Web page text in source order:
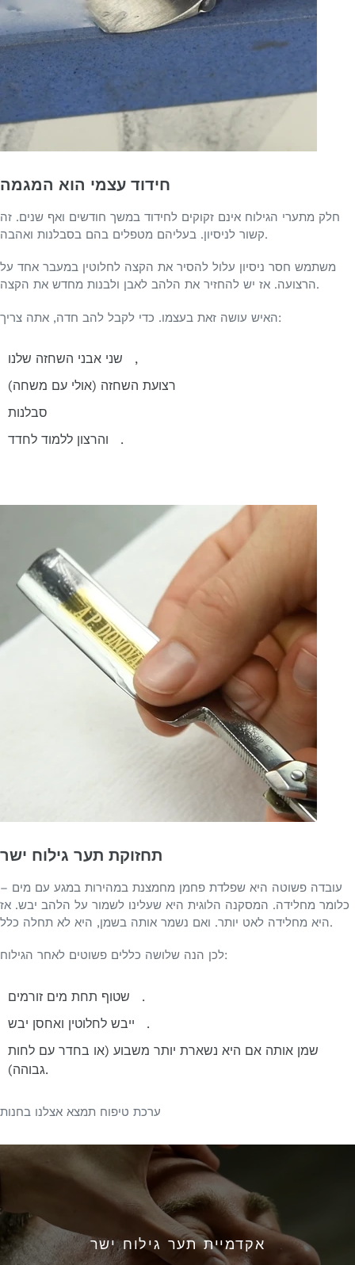
חידוד עצמי הוא המגמה
חלק מתערי הגילוח אינם זקוקים לחידוד במשך חודשים ואף שנים. זה
קשור לניסיון. בעליהם מטפלים בהם בסבלנות ואהבה.
משתמש חסר ניסיון עלול להסיר את הקצה לחלוטין במעבר אחד על
הרצועה. אז יש להחזיר את הלהב לאבן ולבנות מחדש את הקצה.
האיש עושה זאת בעצמו. כדי לקבל להב חדה, אתה צריך:
שני אבני השחזה שלנו,
רצועת השחזה (אולי עם משחה)
סבלנות
והרצון ללמוד לחדד.
תחזוקת תער גילוח ישר
עובדה פשוטה היא שפלדת פחמן מחמצנת במהירות במגע עם מים –
כלומר מחלידה. המסקנה הלוגית היא שעלינו לשמור על הלהב יבש. אז
היא מחלידה לאט יותר. ואם נשמר אותה בשמן, היא לא תחלה כלל.
לכן הנה שלושה כללים פשוטים לאחר הגילוח:
שטוף תחת מים זורמים.
ייבש לחלוטין ואחסן יבש.
שמן אותה אם היא נשארת יותר משבוע (או בחדר עם לחות
גבוהה).
ערכת טיפוח תמצא אצלנו בחנות
אקדמיית תער גילוח ישר